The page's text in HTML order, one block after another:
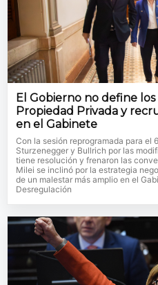
El Gobierno no define
Propiedad Privada y
en el Gabinete
Con la sesión reprogramada para el
Sturzenegger y Bullrich por las
tiene resolución y frenaron las
Milei se inclinó por la estrategia
de un malestar más amplio en el
Desregulación